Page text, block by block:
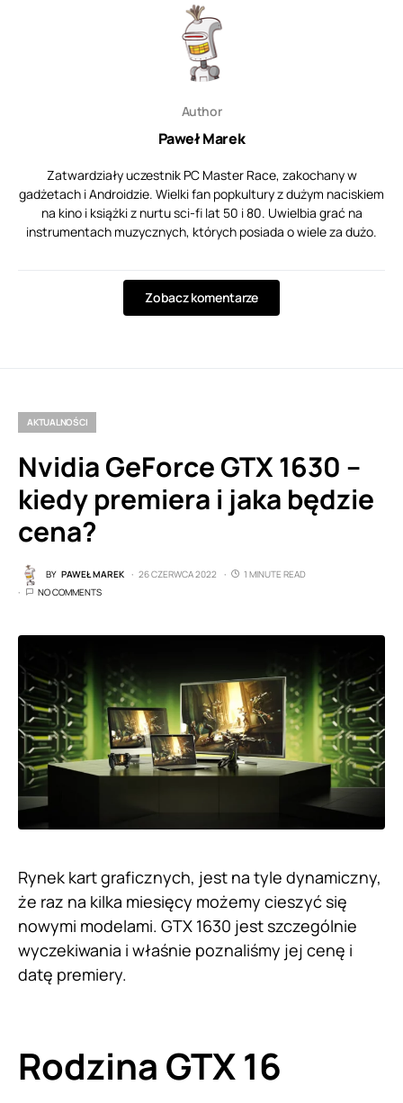
Author
Paweł Marek
Zatwardziały uczestnik PC Master Race, zakochany w
gadżetach i Androidzie. Wielki fan popkultury z dużym naciskiem
na kino i książki z nurtu sci-fi lat 50 i 80. Uwielbia grać na
instrumentach muzycznych, których posiada o wiele za dużo.
Zobacz komentarze
AKTUALNOŚCI
Nvidia GeForce GTX 1630 –
kiedy premiera i jaka będzie
cena?
BY PAWEŁ MAREK 26 CZERWCA 2022
1 MINUTE READ
NO COMMENTS
Rynek kart graficznych, jest na tyle dynamiczny,
że raz na kilka miesięcy możemy cieszyć się
nowymi modelami. GTX 1630 jest szczególnie
wyczekiwania i właśnie poznaliśmy jej cenę i
datę premiery.
Rodzina GTX 16